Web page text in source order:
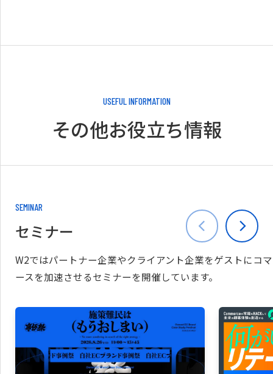
USEFUL INFORMATION
その他お役立ち情報
SEMINAR
セミナー
W2ではパートナー企業やクライアント企業をゲストにコマ
ースを加速させるセミナーを開催しています。